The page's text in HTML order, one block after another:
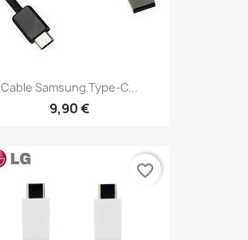
Cable Samsung Type-C...
9,90 €
favorite_border